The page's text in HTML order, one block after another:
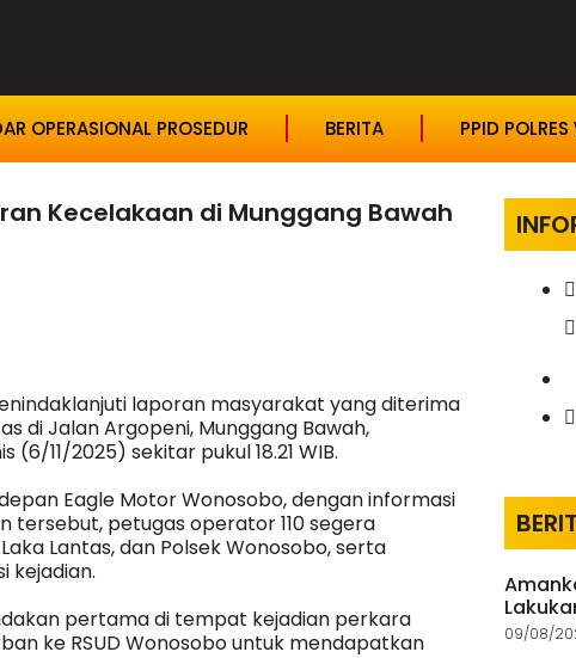
OPERASIONAL PROSEDUR BERITA PPID
Kecelakaan di Munggang Bawah
laporan masyarakat yang diterima
di Jalan Argopeni, Munggang Bawah,
11/2025) sekitar pukul 18.21 WIB.
Eagle Motor Wonosobo, dengan informasi
tersebut, petugas operator 110 segera
Lantas, dan Polsek Wonosobo, serta
kejadian.
pertama di tempat kejadian perkara
ke RSUD Wonosobo untuk mendapatkan
09/08/